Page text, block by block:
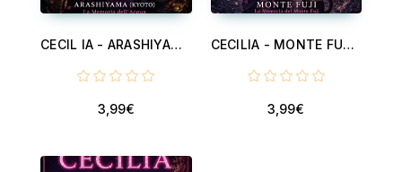
CECIL IA - ARASHIYAMA (KYOTO) - LA MEMORIA DELL'ACQUA - VOLUME 5 - CECILIA, LA RAGAZZA DELL'ENERGIA FUCSIA - V5
3,99€
CECILIA - MONTE FUJI - LA MEMORIA DEL MONTE FUJI - VOLUME 4 - CECILIA, LA RAGAZZA DELL'ENERGIA FUCSIA . V3
3,99€